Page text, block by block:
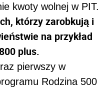
kwoty wolnej w PIT.
którzy zarobkują i
na przykład
plus.
pierwszy w
Rodzina 500